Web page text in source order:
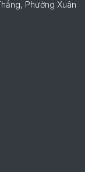
Phường Xuân